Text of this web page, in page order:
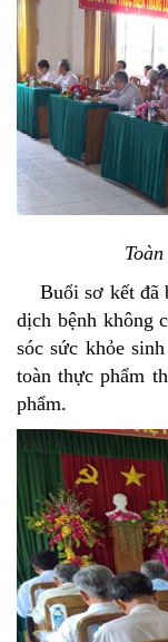
Buổi sơ kết đã
dịch bệnh không
sóc sức khỏe
toàn thực phẩm
phẩm.